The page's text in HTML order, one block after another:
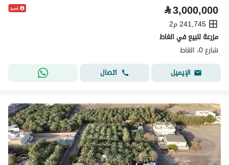
⃁3,000,000
241,745 م2
مزرعة للبيع في الغاط
شارع 0، الغاط
الإيميل
اتصال